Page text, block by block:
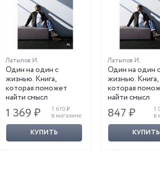
Латыпов И.
Один на один с
жизнью. Книга,
которая поможет
найти смысл
1 369 ₽
1 610 ₽
в магазине
КУПИТЬ
Латыпов И.
Один на один с
жизнью. Книга,
которая
найти смысл
847 ₽
1
в
КУПИТЬ